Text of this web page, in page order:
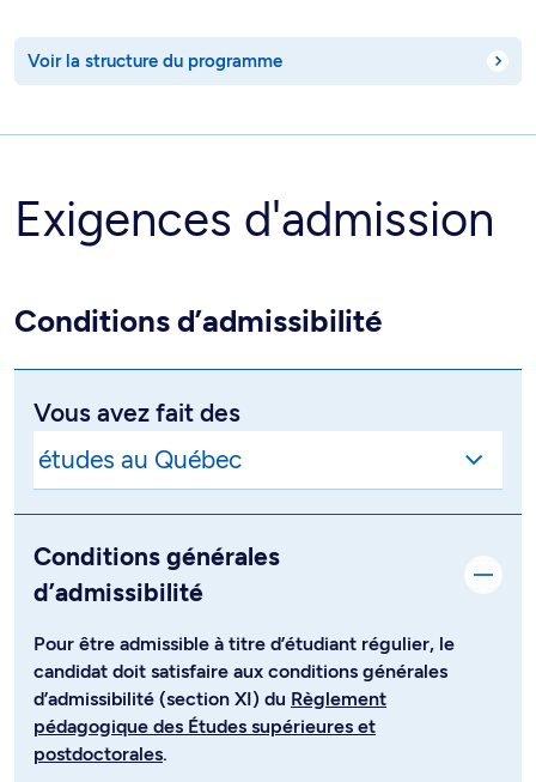
Voir la structure du programme
Exigences d'admission
Conditions d’admissibilité
Vous avez fait des
Conditions générales
d’admissibilité
Pour être admissible à titre d’étudiant régulier, le
candidat doit satisfaire aux conditions générales
d’admissibilité (section XI) du Règlement
pédagogique des Études supérieures et
postdoctorales.